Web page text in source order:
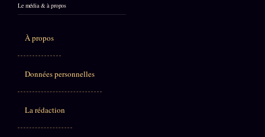
Le média & à propos
À propos
Données personnelles
La rédaction